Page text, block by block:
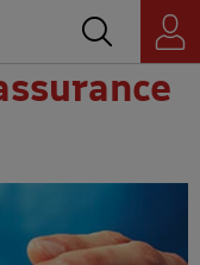
à l'accueil de maif.fr
Accédez au
Espace
personnel